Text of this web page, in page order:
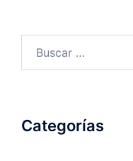
Categorías